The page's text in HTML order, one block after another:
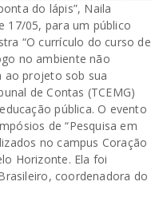
do lápis”, Naila
17/05, para um público
“O currículo do curso de
no ambiente não
ao projeto sob sua
de Contas (TCEMG)
pública. O evento
de “Pesquisa em
no campus Coração
Horizonte. Ela foi
coordenadora do